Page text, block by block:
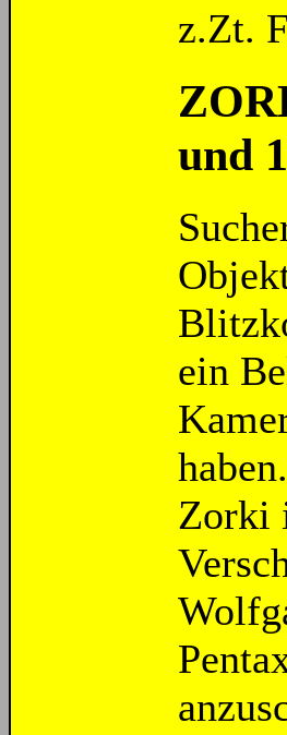
z.Zt.
und
ein
Zorki